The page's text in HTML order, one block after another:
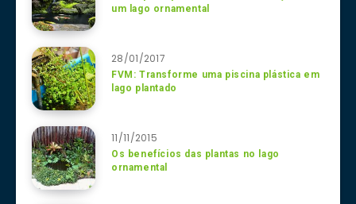
um lago ornamental
28/01/2017
FVM: Transforme uma piscina plástica em
lago plantado
11/11/2015
Os benefícios das plantas no lago
ornamental